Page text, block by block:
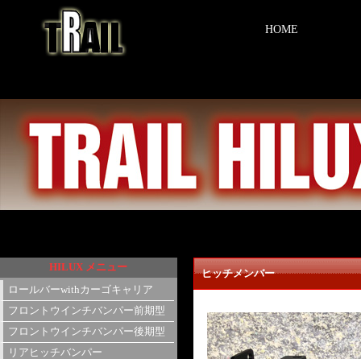
HOME
ヒッチメンバー
HILUX メニュー
ロールバーwithカーゴキャリア
フロントウインチバンパー前期型
フロントウインチバンパー後期型
リアヒッチバンパー